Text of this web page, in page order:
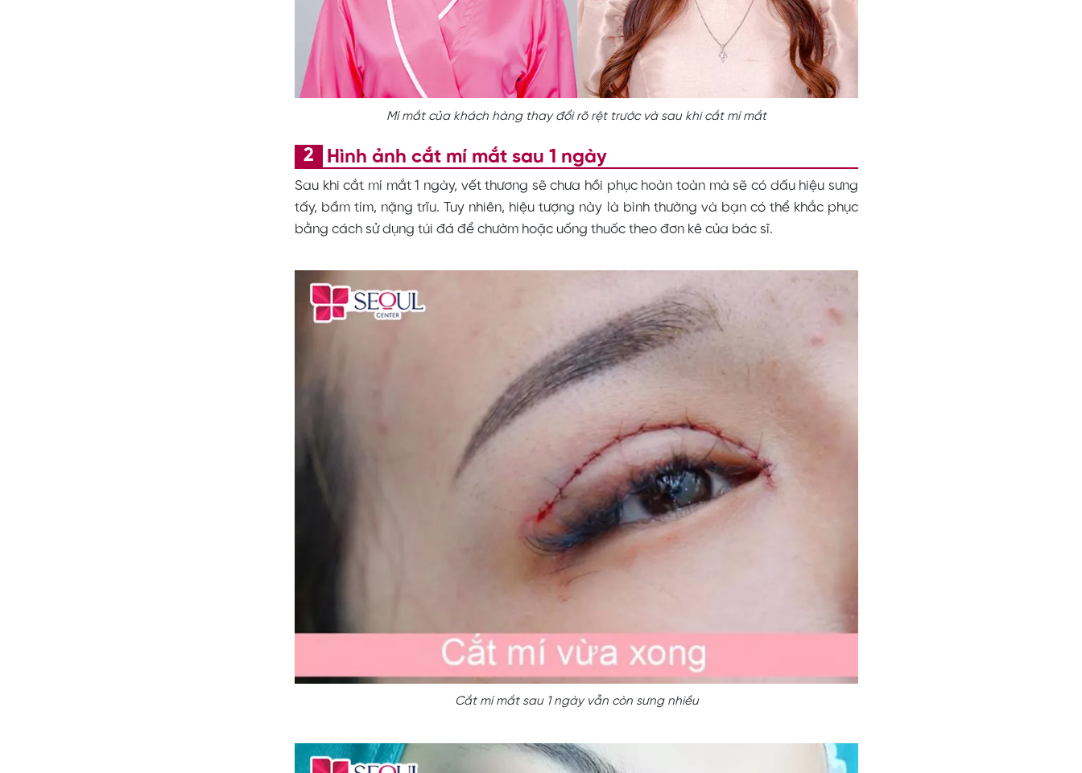
Mí mắt của khách hàng thay đổi rõ rệt trước và sau khi cắt mí mắt
Hình ảnh cắt mí mắt sau 1 ngày
Sau khi cắt mí mắt 1 ngày, vết thương sẽ chưa hồi phục hoàn toàn mà sẽ có dấu hiệu sưng
tấy, bầm tím, nặng trĩu. Tuy nhiên, hiệu tượng này là bình thường và bạn có thể khắc phục
bằng cách sử dụng túi đá để chườm hoặc uống thuốc theo đơn kê của bác sĩ.
Cắt mí mắt sau 1 ngày vẫn còn sưng nhiều